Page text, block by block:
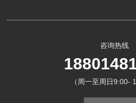
咨询热线
（周一至周日9:00-